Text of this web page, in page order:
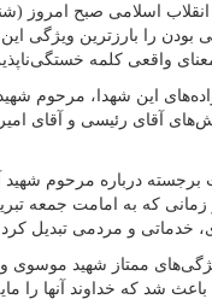
اسلامی صبح امروز
را بارزترین ویژگی
واقعی کلمه خستگی‌ناپذیر
این شهدا، مرحوم شهید
آقای رئیسی و آقای
درباره مرحوم شهید
که به امامت جمعه
خدماتی و مردمی تبدیل کرد.
ممتاز شهید موسوی
شد که خداوند آنها را